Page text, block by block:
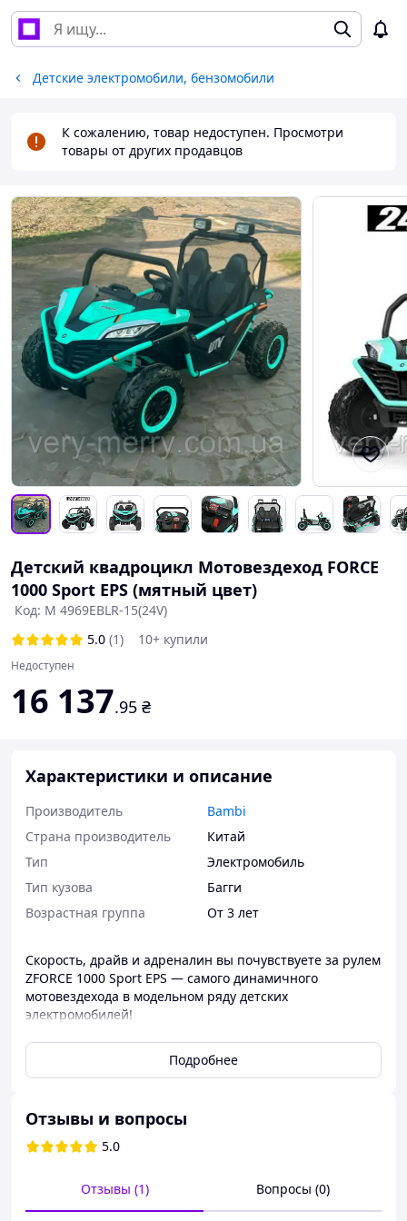
Детские электромобили, бензомобили
К сожалению, товар недоступен. Просмотри
товары от других продавцов
Детский квадроцикл Мотовездеход FORCE
1000 Sport EPS (мятный цвет)
Код: M 4969EBLR-15(24V)
5.0 (1) 10+ купили
Недоступен
16 137.95 ₴
Характеристики и описание
Производитель
Bambi
Страна производитель
Китай
Тип
Электромобиль
Тип кузова
Багги
Возрастная группа
От 3 лет
Скорость, драйв и адреналин вы почувствуете за рулем
ZFORCE 1000 Sport EPS — cамого динамичного
мотовездехода в модельном ряду детских
электромобилей!
Просто шакарная и особенная модель для маленьких
гонщиков обладает такими характеристиками:
управление с помощью пульта дистанционного
управления 2,4 G или управление из салона
мотовездеход является полноприводной
машиной, т.е. в комплекте 4 мотора по 80W;
Подробнее
Отзывы и вопросы
5.0
Отзывы (1) Вопросы (0)